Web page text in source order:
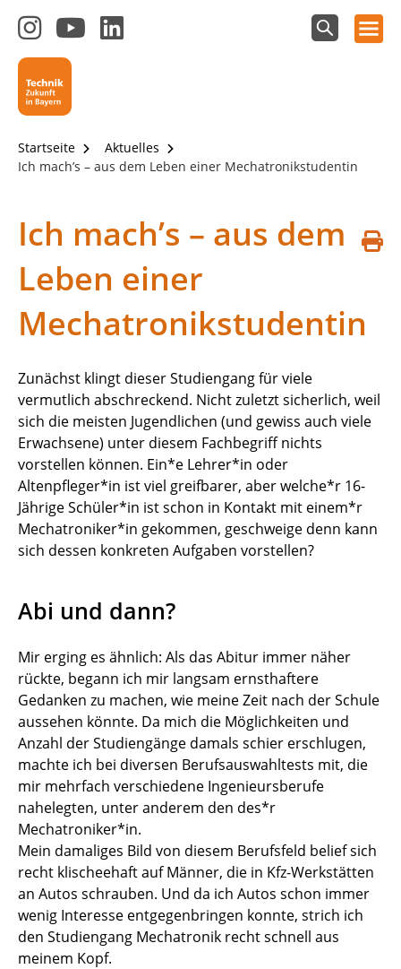
Technik - Zukunft in Bayern
Zum
Instagram-
Kanal
von
Technik-
in
Bayern
Zum
YouTube-LinkedIn-
Suchfeld
Hauptnavigation öffnen
Startseite
Aktuelles
Ich mach’s – aus dem Leben einer Mechatronikstudentin
Ich mach’s – aus dem
Leben einer
Mechatronikstudentin
Zunächst klingt dieser Studiengang für viele
vermutlich abschreckend. Nicht zuletzt sicherlich, weil
sich die meisten Jugendlichen (und gewiss auch viele
Erwachsene) unter diesem Fachbegriff nichts
vorstellen können. Ein*e Lehrer*in oder
Altenpfleger*in ist viel greifbarer, aber welche*r 16-
Jährige Schüler*in ist schon in Kontakt mit einem*r
Mechatroniker*in gekommen, geschweige denn kann
sich dessen konkreten Aufgaben vorstellen?
Abi und dann?
Mir erging es ähnlich: Als das Abitur immer näher
rückte, begann ich mir langsam ernsthaftere
Gedanken zu machen, wie meine Zeit nach der Schule
aussehen könnte. Da mich die Möglichkeiten und
Anzahl der Studiengänge damals schier erschlugen,
machte ich bei diversen Berufsauswahltests mit, die
mir mehrfach verschiedene Ingenieursberufe
nahelegten, unter anderem den des*r
Mechatroniker*in.
Mein damaliges Bild von diesem Berufsfeld belief sich
recht klischeehaft auf Männer, die in Kfz-Werkstätten
an Autos schrauben. Und da ich Autos schon immer
wenig Interesse entgegenbringen konnte, strich ich
den Studiengang Mechatronik recht schnell aus
meinem Kopf.